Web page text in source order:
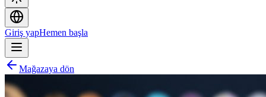
Giriş yapHemen başla
Mağazaya dön